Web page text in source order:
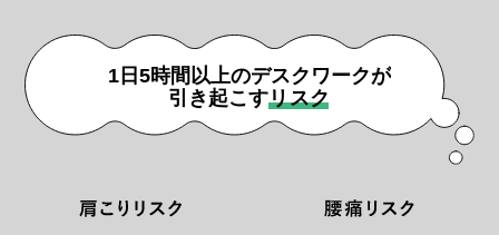
1日5時間以上のデスクワークが
引き起こすリスク